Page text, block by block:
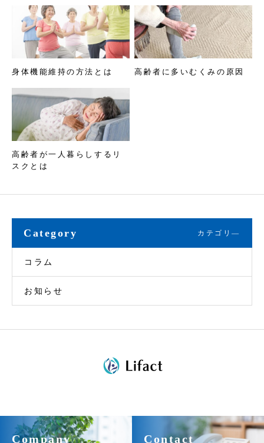
身体機能維持の方法とは 高齢者に多いむくみの原因
高齢者が一人暮らしするリ
スクとは
Category カテゴリ―
コラム
お知らせ
Company Contact